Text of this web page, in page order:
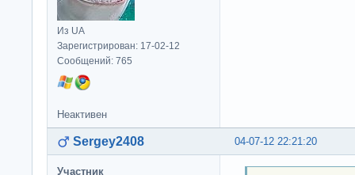
Из UA
Зарегистрирован: 17-02-12
Сообщений: 765
Неактивен
04-07-12 22:21:20
Sergey2408
Участник